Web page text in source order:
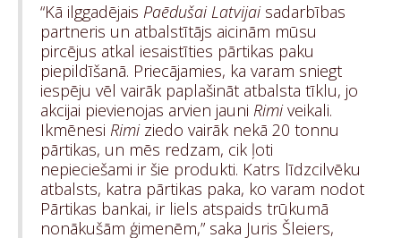
“Kā ilggadējais Paēdušai Latvijaisadarbības
partneris un atbalstītājs aicinām mūsu
pircējus atkal iesaistīties pārtikas paku
piepildīšanā. Priecājamies, ka varam sniegt
iespēju vēl vairāk paplašināt atbalsta tīklu, jo
akcijai pievienojas arvien jauni Rimiveikali.
Ikmēnesi Rimi ziedo vairāk nekā 20 tonnu
pārtikas, un mēs redzam, cik ļoti
nepieciešami ir šie produkti. Katrs līdzcilvēku
atbalsts, katra pārtikas paka, ko varam nodot
Pārtikas bankai, ir liels atspaids trūkumā
nonākušām ģimenēm,” saka Juris Šleiers,